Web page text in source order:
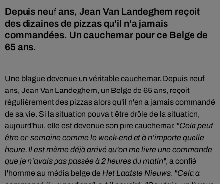
Depuis neuf ans, Jean Van Landeghem reçoit
des dizaines de pizzas qu'il n'a jamais
commandées. Un cauchemar pour ce Belge de
65 ans.
Une blague devenue un véritable cauchemar. Depuis neuf
ans, Jean Van Landeghem, un Belge de 65 ans, reçoit
régulièrement des pizzas alors qu'il n'en a jamais commandé
de sa vie. Si la situation pouvait être drôle de la situation,
aujourd'hui, elle est devenue son pire cauchemar. "Cela peut
être en semaine comme le week-end et à n’importe quelle
heure. Il est même déjà arrivé qu’on me livre une commande
que je n’avais pas passée à 2 heures du matin", a confié
l'homme au média belge de Het Laatste Nieuws. "Cela a